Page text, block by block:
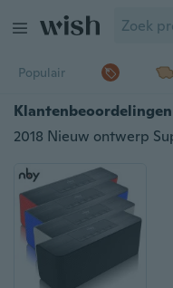
Populair
Klantenbeoordelingen